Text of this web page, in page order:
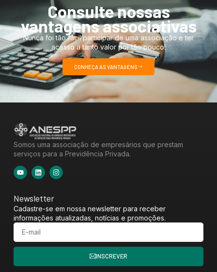
Consulte nossas
vantagens associativas
Nunca foi tão fácil participar de uma associação e ter
acesso a tanto valor por tão pouco!
CONHEÇA AS VANTAGENS
Somos uma associação de empresários que prestam
serviços para a Previdência Privada.
Newsletter
Cadastre-se em nossa newsletter para receber
informações atualizadas, notícias e promoções.
INSCREVER